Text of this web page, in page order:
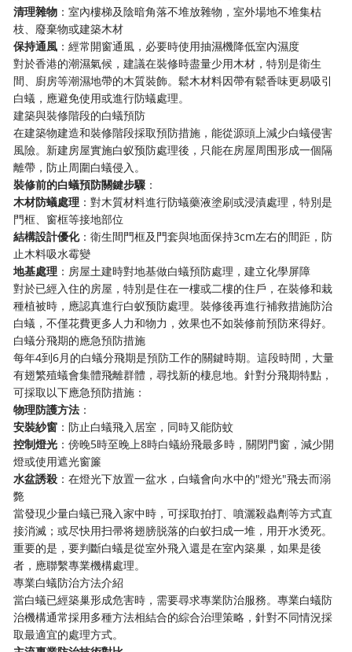
清理雜物 ：室內樓梯及陰暗角落不堆放雜物，室外場地不堆集枯
枝、廢棄物或建築木材
保持通風 ：經常開窗通風，必要時使用抽濕機降低室內濕度
對於香港的潮濕氣候，建議在裝修時盡量少用木材，特別是衛生
間、廚房等潮濕地帶的木質裝飾。鬆木材料因帶有鬆香味更易吸引
白蟻，應避免使用或進行防蟻處理。
建築與裝修階段的白蟻預防
在建築物建造和裝修階段採取預防措施，能從源頭上減少白蟻侵害
風險。新建房屋實施白蚁预防處理後，只能在房屋周围形成一個隔
離帶，防止周圍白蟻侵入。
裝修前的白蟻預防關鍵步驟 ：
木材防蟻處理 ：對木質材料進行防蟻藥液塗刷或浸漬處理，特別是
門框、窗框等接地部位
結構設計優化：衛生間門框及門套與地面保持3cm左右的間距，防
止木料吸水霉變
地基處理 ：房屋土建時對地基做白蟻預防處理，建立化學屏障
對於已經入住的房屋，特別是住在一樓或二樓的住戶，在裝修和栽
種植被時，應認真進行白蚁预防處理。裝修後再進行補救措施防治
白蟻，不僅花費更多人力和物力，效果也不如裝修前預防來得好。
白蟻分飛期的應急預防措施
每年4到6月的白蟻分飛期是預防工作的關鍵時期。這段時間，大量
有翅繁殖蟻會集體飛離群體，尋找新的棲息地。針對分飛期特點，
可採取以下應急預防措施：
物理防護方法 ：
安裝紗窗 ：防止白蟻飛入居室，同時又能防蚊
控制燈光 ：傍晚5時至晚上8時白蟻紛飛最多時，關閉門窗，減少開
燈或使用遮光窗簾
水盆誘殺 ：在燈光下放置一盆水，白蟻會向水中的"燈光"飛去而溺
斃
當發現少量白蟻已飛入家中時，可採取拍打、噴灑殺蟲劑等方式直
接消滅；或尽快用扫帚将翅膀脱落的白蚁扫成一堆，用开水烫死。
重要的是，要判斷白蟻是從室外飛入還是在室內築巢，如果是後
者，應聯繫專業機構處理。
專業白蟻防治方法介紹
當白蟻已經築巢形成危害時，需要尋求專業防治服務。專業白蟻防
治機構通常採用多種方法相結合的綜合治理策略，針對不同情況採
取最適宜的處理方式。